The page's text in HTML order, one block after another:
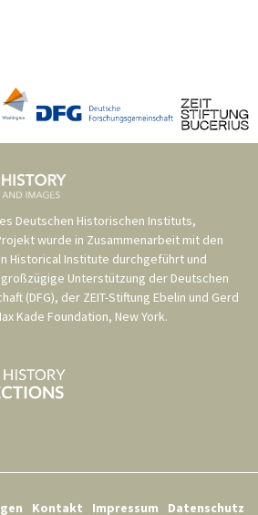
Deutschen Historischen Instituts,
wurde in Zusammenarbeit mit den
Historical Institute durchgeführt und
Unterstützung der Deutschen
(DFG), der ZEIT-Stiftung Ebelin und Gerd
Kade Foundation, New York.
Kontakt Impressum Datenschutz